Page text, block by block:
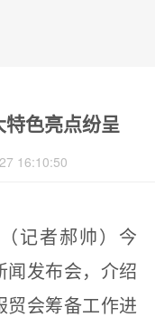
色亮点纷呈
16:10:50
记者郝帅）今
闻发布会，介绍
贸会筹备工作进